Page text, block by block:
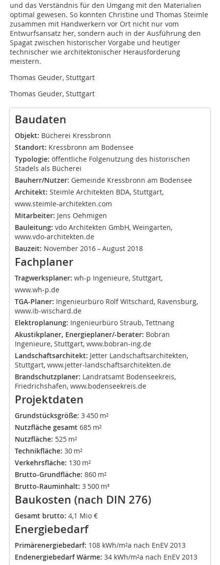
und das Verständnis für den Umgang mit den Materialien
optimal gewesen. So konnten Christine und Thomas Steimle
zusammen mit Handwerkern vor Ort nicht nur vom
Entwurfsansatz her, sondern auch in der Ausführung den
Spagat zwischen historischer Vorgabe und heutiger
technischer wie architektonischer Herausforderung
meistern.
Thomas Geuder, Stuttgart
Thomas Geuder, Stuttgart
Baudaten
Objekt: Bücherei Kressbronn
Standort: Kressbronn am Bodensee
Typologie: öffentliche Folgenutzung des historischen
Stadels als Bücherei
Bauherr/Nutzer: Gemeinde Kressbronn am Bodensee
Architekt: Steimle Architekten BDA, Stuttgart,
www.steimle-architekten.com
Mitarbeiter: Jens Oehmigen
Bauleitung: vdo Architekten GmbH, Weingarten,
www.vdo-architekten.de
Bauzeit: November 2016 – August 2018
Fachplaner
Tragwerksplaner: wh-p Ingenieure, Stuttgart,
www.wh-p.de
TGA-Planer: Ingenieurbüro Rolf Witschard, Ravensburg,
www.ib-wischard.de
Elektroplanung: Ingenieurbüro Straub, Tettnang
Akustikplaner, Energieplaner/-berater: Bobran
Ingenieure, Stuttgart, www.bobran-ing.de
Landschaftsarchitekt: Jetter Landschaftsarchitekten,
Stuttgart, www.jetter-landschaftsarchitekten.de
Brandschutzplaner: Landratsamt Bodenseekreis,
Friedrichshafen, www.bodenseekreis.de
Projektdaten
Grundstücksgröße: 3 450 m²
Nutzfläche gesamt 685 m²
Nutzfläche: 525 m²
Technikfläche: 30 m²
Verkehrsfläche: 130 m²
Brutto-Grundfläche: 860 m²
Brutto-Rauminhalt: 3 500 m³
Baukosten (nach DIN 276)
Gesamt brutto: 4,1 Mio €
Energiebedarf
Primärenergiebedarf: 108 kWh/m²a nach EnEV 2013
Endenergiebedarf Wärme: 34 kWh/m²a nach EnEV 2013